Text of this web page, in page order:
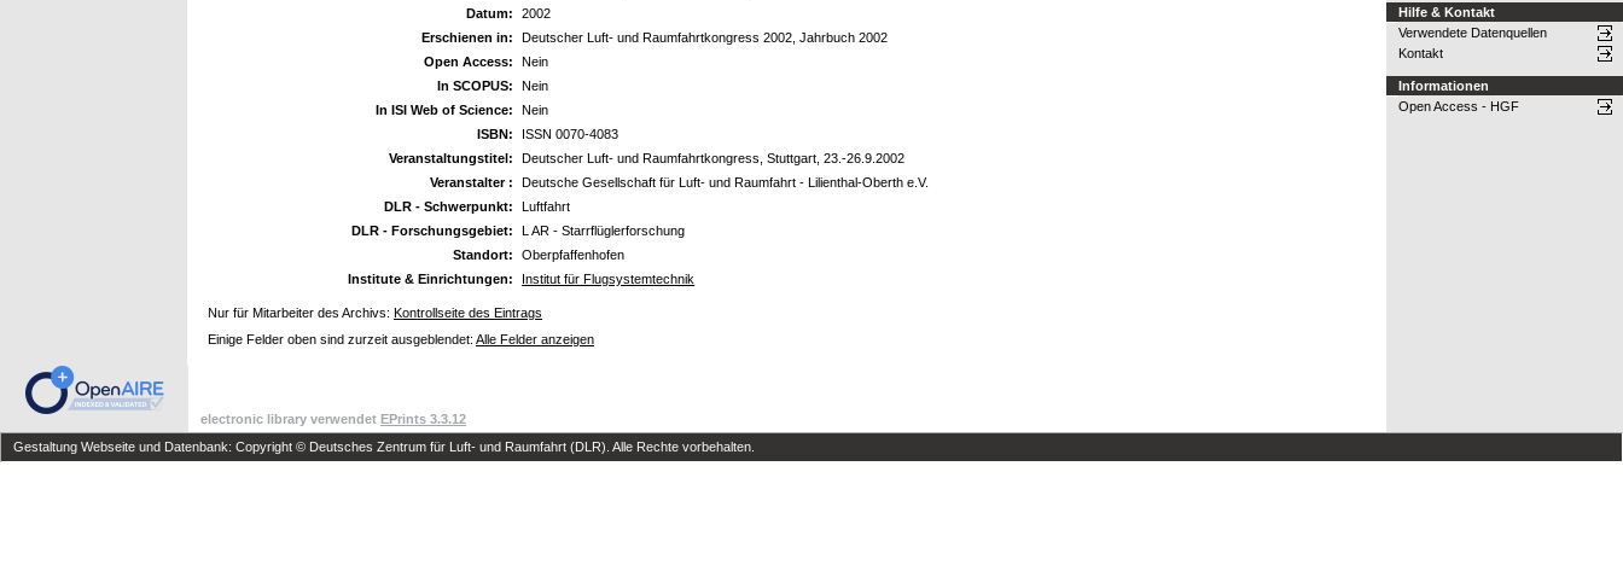
Datum:
2002
Erschienen in:
Deutscher Luft- und Raumfahrtkongress 2002, Jahrbuch 2002
Open Access:
Nein
In SCOPUS:
Nein
In ISI Web of Science:
Nein
ISBN:
ISSN 0070-4083
Veranstaltungstitel:
Deutscher Luft- und Raumfahrtkongress, Stuttgart, 23.-26.9.2002
Veranstalter :
Deutsche Gesellschaft für Luft- und Raumfahrt - Lilienthal-Oberth e.V.
DLR - Schwerpunkt:
Luftfahrt
DLR - Forschungsgebiet:
L AR - Starrflüglerforschung
Standort:
Oberpfaffenhofen
Institute & Einrichtungen:
Institut für Flugsystemtechnik
Nur für Mitarbeiter des Archivs: Kontrollseite des Eintrags
Einige Felder oben sind zurzeit ausgeblendet: Alle Felder anzeigen
Hilfe & Kontakt
Verwendete Datenquellen
Kontakt
Informationen
Open Access - HGF
electronic library verwendet EPrints 3.3.12
Gestaltung Webseite und Datenbank: Copyright © Deutsches Zentrum für Luft- und Raumfahrt (DLR). Alle Rechte vorbehalten.